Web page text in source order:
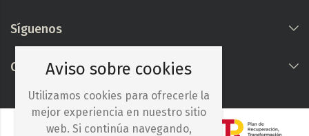
Síguenos
COLABORAMOS CON
Aviso sobre cookies
Utilizamos cookies para ofrecerle la
mejor experiencia en nuestro sitio
web. Si continúa navegando,